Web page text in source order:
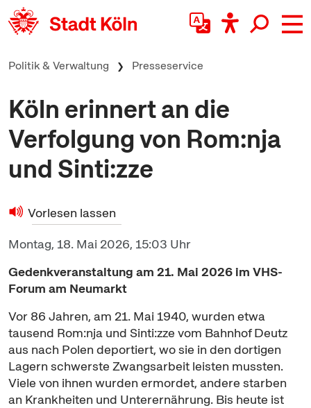
zum Inhalt springen
Politik & Verwaltung Presseservice
Köln erinnert an die
Verfolgung von Rom:nja
und Sinti:zze
Vorlesen lassen
Montag, 18. Mai 2026, 15:03 Uhr
Gedenkveranstaltung am 21. Mai 2026 im VHS-
Forum am Neumarkt
Vor 86 Jahren, am 21. Mai 1940, wurden etwa
tausend Rom:nja und Sinti:zze vom Bahnhof Deutz
aus nach Polen deportiert, wo sie in den dortigen
Lagern schwerste Zwangsarbeit leisten mussten.
Viele von ihnen wurden ermordet, andere starben
an Krankheiten und Unterernährung. Bis heute ist